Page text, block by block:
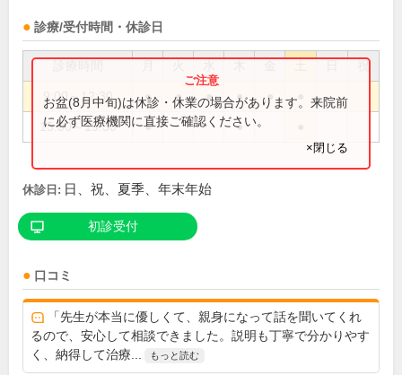
診療/受付時間・休診日
祝
9:00～12:30 ● ● ● ● ●
15:00～19:30 ● ●
お盆(8月中旬)は休診・休業の場合があります。来院前
に必ず医療機関に直接ご確認ください。
×閉じる
休診日: 日、祝、夏季、年末年始
初診受付
口コミ
「先生が本当に優しくて、親身になって話を聞いてくれ
るので、安心して相談できました。説明も丁寧で分かりやす
く、納得して治療...
もっと読む